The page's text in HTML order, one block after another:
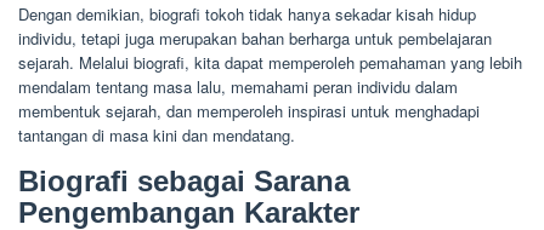
Dengan demikian, biografi tokoh tidak hanya sekadar kisah hidup
individu, tetapi juga merupakan bahan berharga untuk pembelajaran
sejarah. Melalui biografi, kita dapat memperoleh pemahaman yang lebih
mendalam tentang masa lalu, memahami peran individu dalam
membentuk sejarah, dan memperoleh inspirasi untuk menghadapi
tantangan di masa kini dan mendatang.
Biografi sebagai Sarana
Pengembangan Karakter